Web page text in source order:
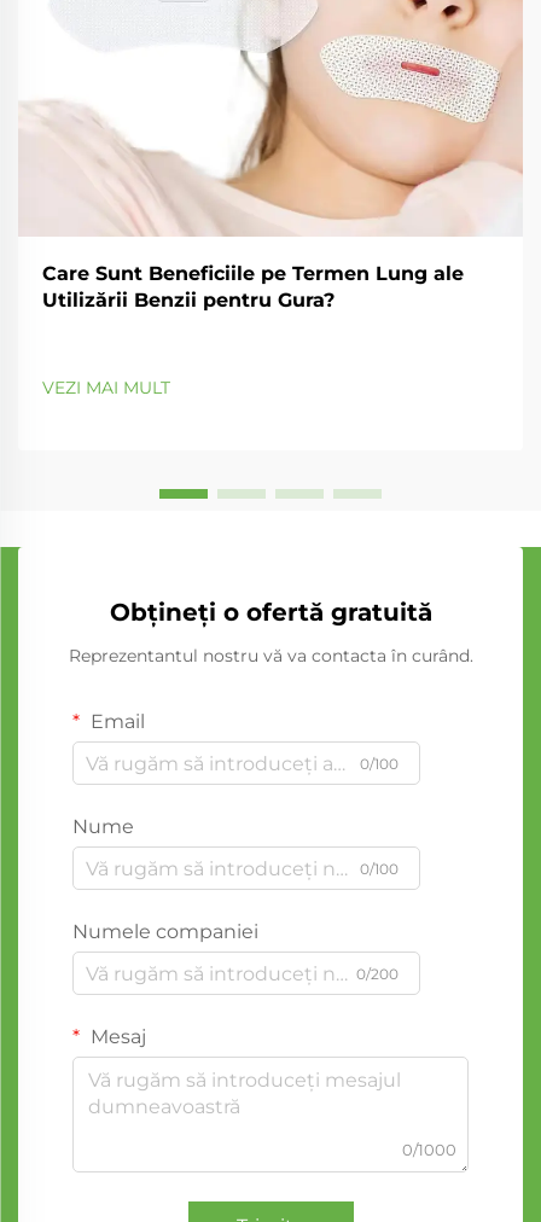
Care Sunt Beneficiile pe Termen Lung ale
Utilizării Benzii pentru Gura?
VEZI MAI MULT
Obțineți o ofertă gratuită
Reprezentantul nostru vă va contacta în curând.
Email
0/100
Nume
0/100
Numele companiei
0/200
Mesaj
0/1000